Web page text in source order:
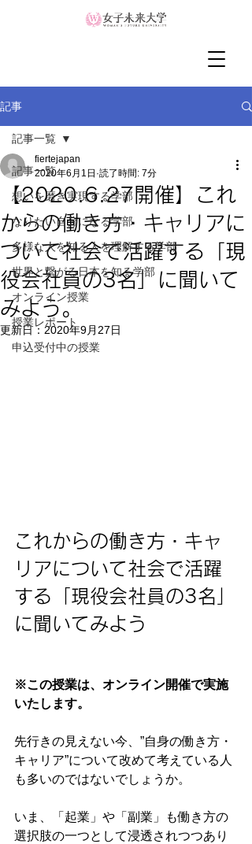
記事
記事一覧
想いを磨き実現する学部
なりたい自分になる学部
多様な人を知る人を理解する学部
世界と繋がる日本を知る学部
オンライン授業
授業レポート
申込受付中の授業
記事一覧
【2020.6.27開催】これ
からの働き方・キャリアに
ついて社会で活躍する「現
役会社員の3名」に聞いて
みよう。
fiertejapan
2020年6月1日 読了時間: 7分
更新日： 2020年9月27日
これからの働き方・キャ
リアについて社会で活躍
する「現役会社員の3名」
に聞いてみよう
※この授業は、オンライン開催で実施
いたします。
先行きの見えない今、”自身の働き方・
キャリア”について改めて考えている人
も多いのではないでしょうか。
いま、「起業」や「副業」も働き方の
選択肢の一つとして浸透されつつあり